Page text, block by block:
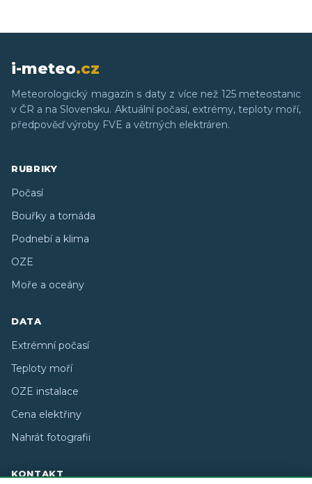
i-meteo.cz
Meteorologický magazín s daty z více než 125 meteostanic
v ČR a na Slovensku. Aktuální počasí, extrémy, teploty moří,
předpověď výroby FVE a větrných elektráren.
RUBRIKY
Počasí
Bouřky a tornáda
Podnebí a klima
OZE
Moře a oceány
DATA
Extrémní počasí
Teploty moří
OZE instalace
Cena elektřiny
Nahrát fotografii
KONTAKT